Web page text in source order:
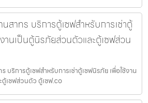
นสาทร บริการตู้เซฟสำหรับการเช่าตู้
านเป็นตู้นิรภัยส่วนตัวและตู้เซฟส่วน
บริการตู้เซฟสำหรับการเช่าตู้เซฟนิรภัย เพื่อใช้งาน
เซฟส่วนตัว ตู้เซฟ.co